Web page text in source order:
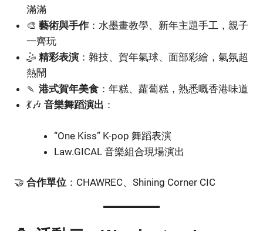
滿滿
🎨藝術與手作：水墨畫教學、新年主題手工，親子
一齊玩
🤹精彩表演 ：雜技、賀年氣球、面部彩繪，氣氛超
熱鬧
🍡港式賀年美食 ：年糕、蘿蔔糕，熟悉嘅香港味道
💃🎶音樂舞蹈演出 ：
“One Kiss” K-pop 舞蹈表演
Law.GICAL 音樂組合現場演出
🤝 合作單位 ：CHAWREC、Shining Corner CIC